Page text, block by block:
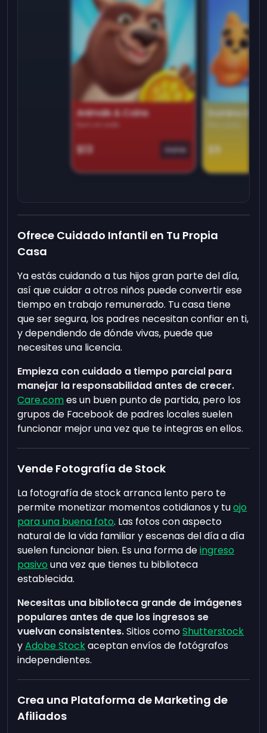
Animals & Coins
Earn on side
$13 Game
Domino
$9
Ofrece Cuidado Infantil en Tu Propia
Casa
Ya estás cuidando a tus hijos gran parte del día,
así que cuidar a otros niños puede convertir ese
tiempo en trabajo remunerado. Tu casa tiene
que ser segura, los padres necesitan confiar en ti,
y dependiendo de dónde vivas, puede que
necesites una licencia.
Empieza con cuidado a tiempo parcial para
manejar la responsabilidad antes de crecer.
Care.comes un buen punto de partida, pero los
grupos de Facebook de padres locales suelen
funcionar mejor una vez que te integras en ellos.
Vende Fotografía de Stock
La fotografía de stock arranca lento pero te
permite monetizar momentos cotidianos y tuojo
para una buena foto. Las fotos con aspecto
natural de la vida familiar y escenas del día a día
suelen funcionar bien. Es una forma deingreso
pasivo una vez que tienes tu biblioteca
establecida.
Necesitas una biblioteca grande de imágenes
populares antes de que los ingresos se
vuelvan consistentes.Sitios comoShutterstock
yAdobe Stockaceptan envíos de fotógrafos
independientes.
Crea una Plataforma de Marketing de
Afiliados